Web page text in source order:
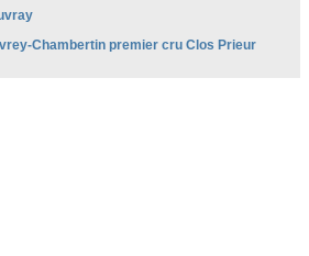
Chambertin premier cru Clos Prieur